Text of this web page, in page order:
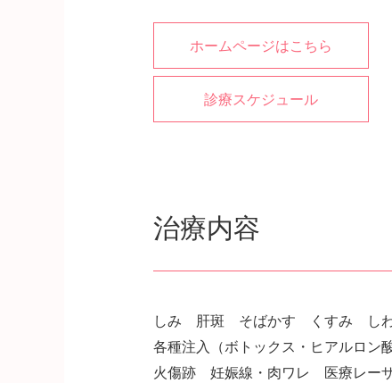
ホームページはこちら
診療スケジュール
治療内容
しみ 肝斑 そばかす くすみ し
各種注入（ボトックス・ヒアルロ
火傷跡 妊娠線・肉ワレ 医療レー